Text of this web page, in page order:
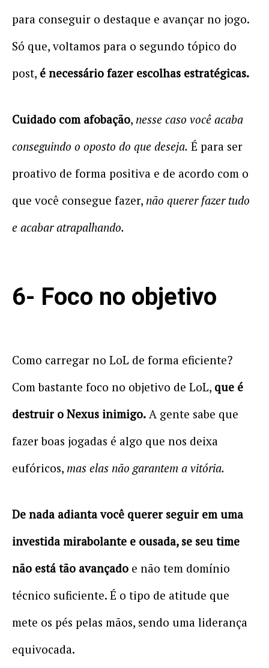
para conseguir o destaque e avançar no jogo.
Só que, voltamos para o segundo tópico do
post, é necessário fazer escolhas estratégicas.
Cuidado com afobação, nesse caso você acaba
conseguindo o oposto do que deseja. É para ser
proativo de forma positiva e de acordo com o
que você consegue fazer, não querer fazer tudo
e acabar atrapalhando.
6- Foco no objetivo
Como carregar no LoL de forma eficiente?
Com bastante foco no objetivo de LoL, que é
destruir o Nexus inimigo. A gente sabe que
fazer boas jogadas é algo que nos deixa
eufóricos, mas elas não garantem a vitória.
De nada adianta você querer seguir em uma
investida mirabolante e ousada, se seu time
não está tão avançado e não tem domínio
técnico suficiente. É o tipo de atitude que
mete os pés pelas mãos, sendo uma liderança
equivocada.